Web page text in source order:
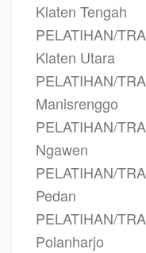
Klaten Tengah
PELATIHAN/
Klaten Utara
PELATIHAN/
Manisrenggo
PELATIHAN/
Ngawen
PELATIHAN/
Pedan
PELATIHAN/
Polanharjo